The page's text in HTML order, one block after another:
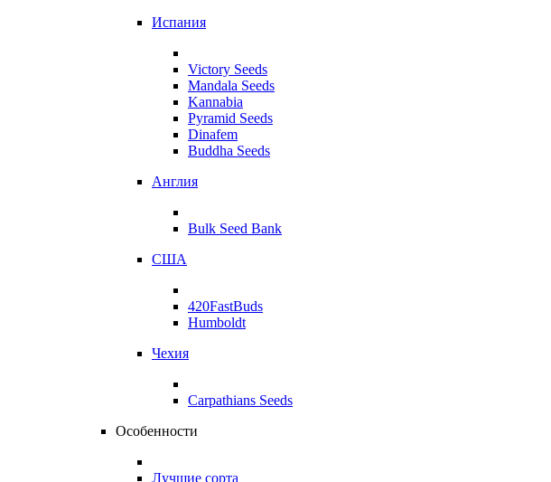
Испания
Victory Seeds
Mandala Seeds
Kannabia
Pyramid Seeds
Dinafem
Buddha Seeds
Англия
Bulk Seed Bank
США
420FastBuds
Humboldt
Чехия
Carpathians Seeds
Особенности
Лучшие сорта